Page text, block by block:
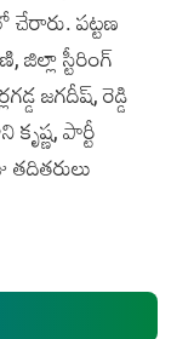
పట్టణ
స్టీరింగ్
జగదీష్, రెడ్డి
పార్టీ
తదితరులు